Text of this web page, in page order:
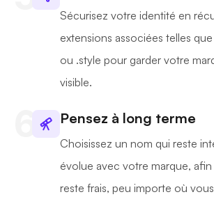
Sécurisez votre identité en
extensions associées telles
ou .style pour garder votre
visible.
Pensez à long terme
Choisissez un nom qui reste
évolue avec votre marque,
reste frais, peu importe où